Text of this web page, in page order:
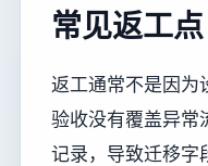
常见返工点
返工通常不是因为
验收没有覆盖异常
记录，导致迁移字